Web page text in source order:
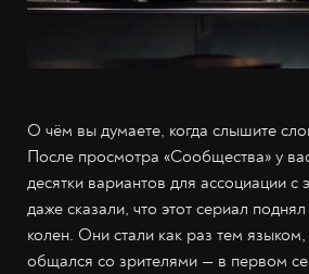
О чём вы думаете, когда слышите
После просмотра «Сообщества» у
десятки вариантов для ассоциации
даже сказали, что этот сериал
колен. Они стали как раз тем
общался со зрителями — в первом